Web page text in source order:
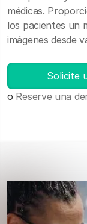
médicas.
los pacientes un
imágenes desde
Solicite
o Reserve una